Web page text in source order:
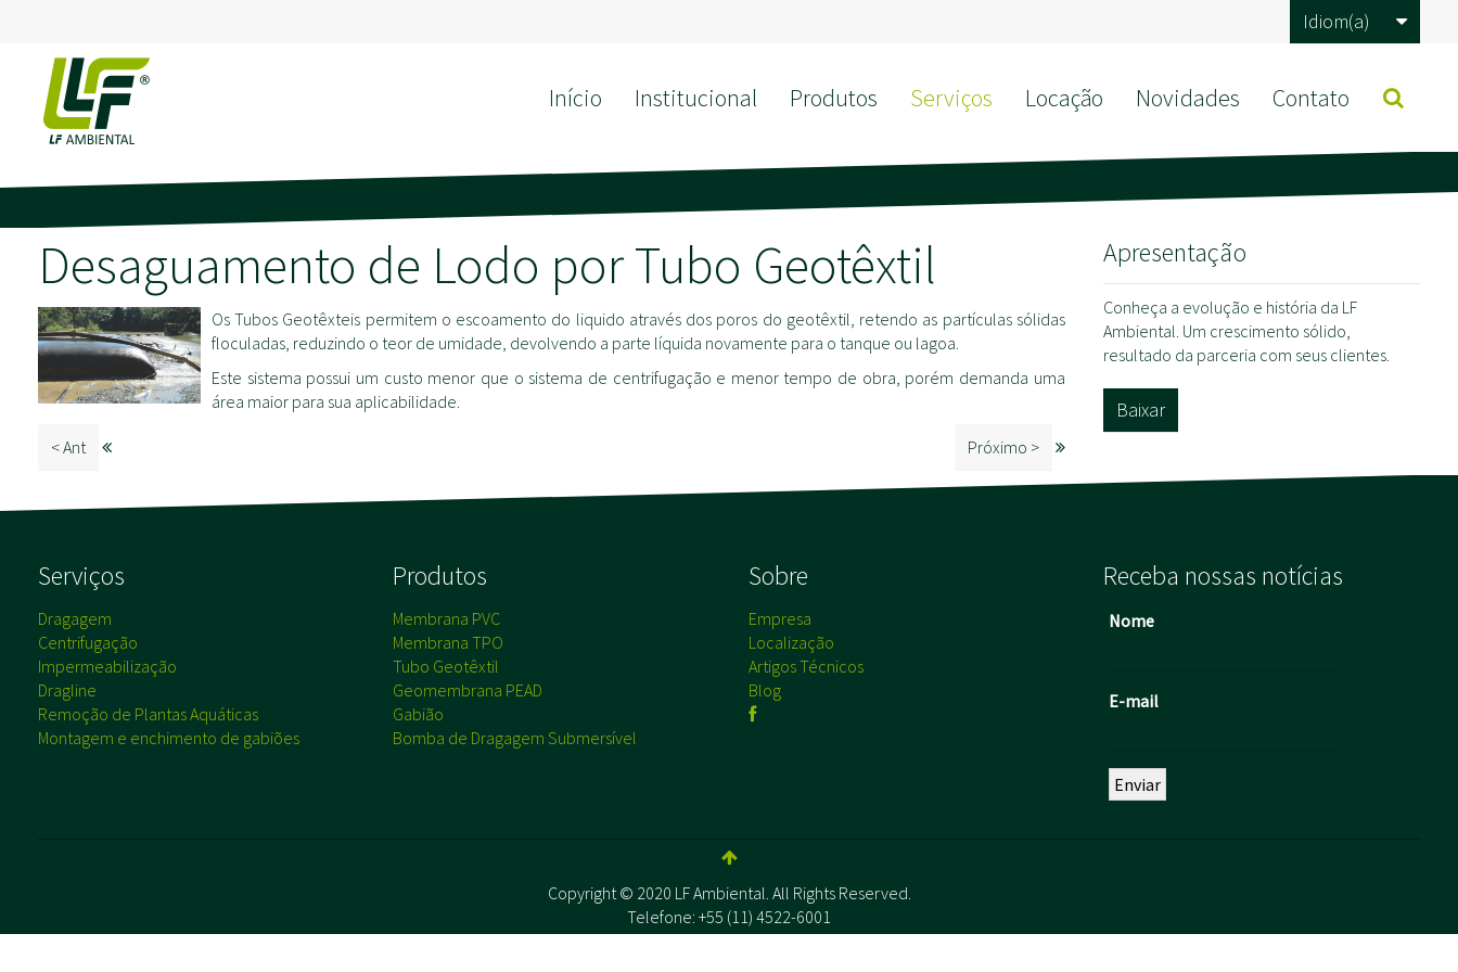
Idiom(a)
Início Institucional Produtos Serviços Locação Novidades Contato
Desaguamento de Lodo por Tubo Geotêxtil
Os Tubos Geotêxteis permitem o escoamento do liquido através dos poros do geotêxtil, retendo as partículas sólidas
floculadas, reduzindo o teor de umidade, devolvendo a parte líquida novamente para o tanque ou lagoa.
Este sistema possui um custo menor que o sistema de centrifugação e menor tempo de obra, porém demanda uma
área maior para sua aplicabilidade.
< Ant Próximo >
Apresentação
Conheça a evolução e história da LF
Ambiental. Um crescimento sólido,
resultado da parceria com seus clientes.
Baixar
Serviços
Dragagem
Centrifugação
Impermeabilização
Dragline
Remoção de Plantas Aquáticas
Montagem e enchimento de gabiões
Produtos
Membrana PVC
Membrana TPO
Tubo Geotêxtil
Geomembrana PEAD
Gabião
Bomba de Dragagem Submersível
Sobre
Empresa
Localização
Artigos Técnicos
Blog
Receba nossas notícias
Nome
E-mail
Copyright © 2020 LF Ambiental. All Rights Reserved.
Telefone: +55 (11) 4522-6001